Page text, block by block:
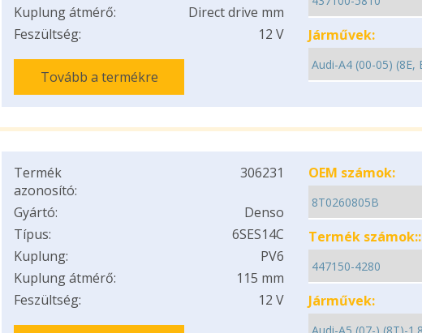
Kuplung átmérő:
Direct drive mm
Feszültség:
12 V
Tovább a termékre
Járművek:
Termék
azonosító:
306231
Gyártó:
Denso
Típus:
6SES14C
Kuplung:
PV6
Kuplung átmérő:
115 mm
Feszültség:
12 V
OEM számok:
Termék számok::
Járművek: